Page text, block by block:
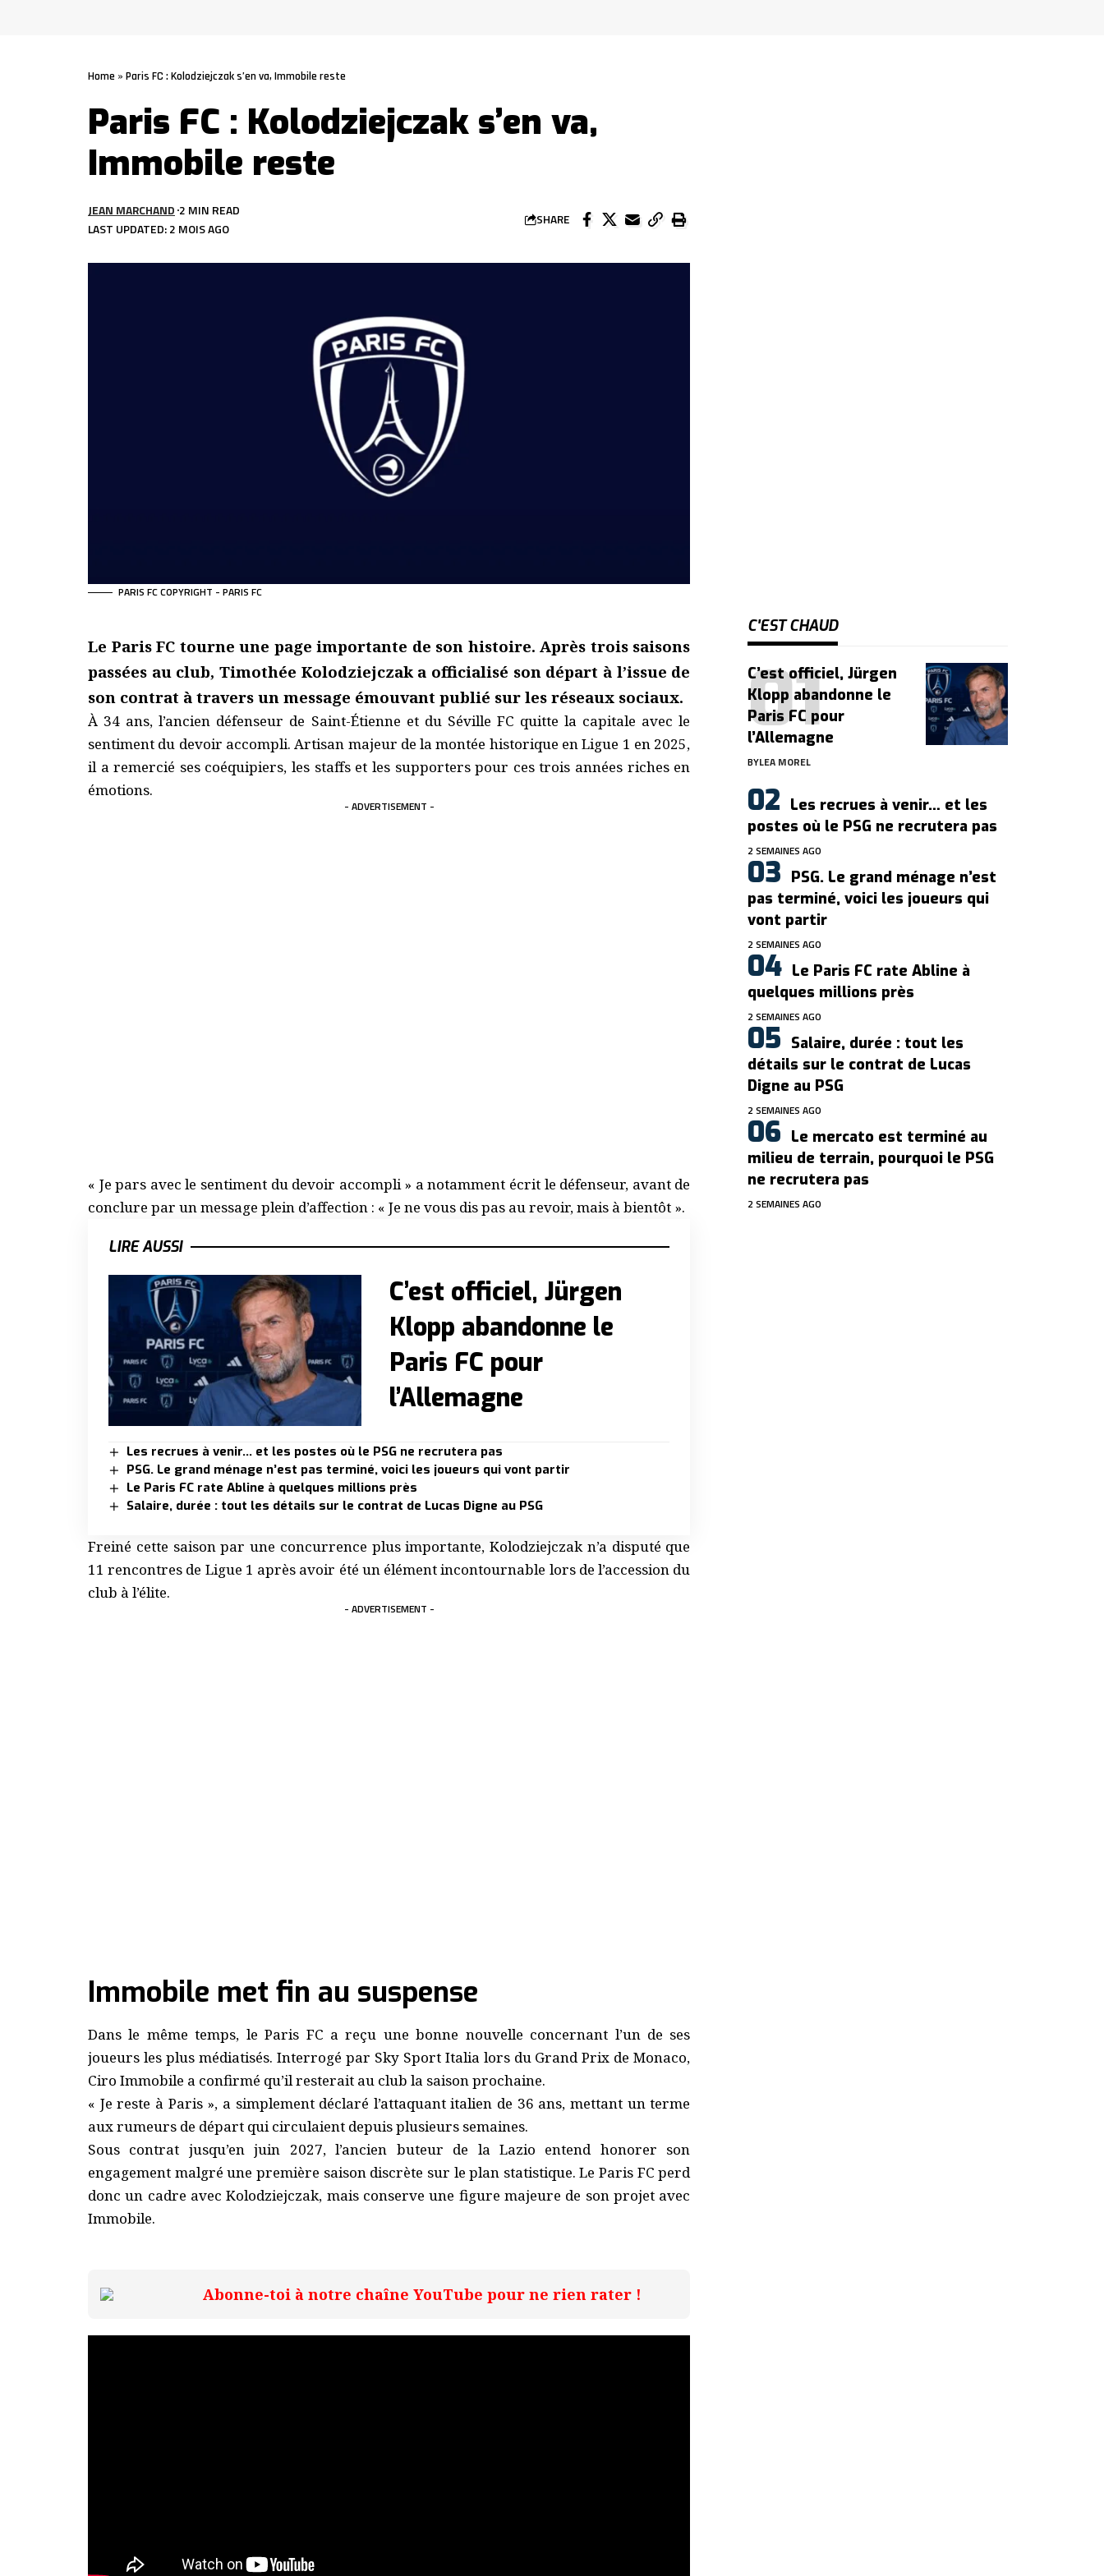
Home » Paris FC : Kolodziejczak s’en va, Immobile reste
Paris FC : Kolodziejczak s’en va,
Immobile reste
LAST UPDATED: 2 MOIS AGO
JEAN MARCHAND 2 MIN READ
SHARE
PARIS FC COPYRIGHT - PARIS FC
Le Paris FC tourne une page importante de son histoire. Après trois saisons
passées au club, Timothée Kolodziejczak a officialisé son départ à l’issue de
son contrat à travers un message émouvant publié sur les réseaux sociaux.
À 34 ans, l’ancien défenseur de Saint-Étienne et du Séville FC quitte la capitale avec le
sentiment du devoir accompli. Artisan majeur de la montée historique en Ligue 1 en 2025,
il a remercié ses coéquipiers, les staffs et les supporters pour ces trois années riches en
émotions.
- ADVERTISEMENT -
« Je pars avec le sentiment du devoir accompli » a notamment écrit le défenseur, avant de
conclure par un message plein d’affection : « Je ne vous dis pas au revoir, mais à bientôt ».
LIRE AUSSI
C’est officiel, Jürgen
Klopp abandonne le
Paris FC pour
l’Allemagne
Les recrues à venir… et les postes où le PSG ne recrutera pas
PSG. Le grand ménage n’est pas terminé, voici les joueurs qui vont partir
Le Paris FC rate Abline à quelques millions près
Salaire, durée : tout les détails sur le contrat de Lucas Digne au PSG
Freiné cette saison par une concurrence plus importante, Kolodziejczak n’a disputé que
11 rencontres de Ligue 1 après avoir été un élément incontournable lors de l’accession du
club à l’élite.
- ADVERTISEMENT -
Immobile met fin au suspense
Dans le même temps, le Paris FC a reçu une bonne nouvelle concernant l’un de ses
joueurs les plus médiatisés. Interrogé par Sky Sport Italia lors du Grand Prix de Monaco,
Ciro Immobile a confirmé qu’il resterait au club la saison prochaine.
« Je reste à Paris », a simplement déclaré l’attaquant italien de 36 ans, mettant un terme
aux rumeurs de départ qui circulaient depuis plusieurs semaines.
Sous contrat jusqu’en juin 2027, l’ancien buteur de la Lazio entend honorer son
engagement malgré une première saison discrète sur le plan statistique. Le Paris FC perd
donc un cadre avec Kolodziejczak, mais conserve une figure majeure de son projet avec
Immobile.
Abonne-toi à notre chaîne YouTube pour ne rien rater !
C'EST CHAUD
C’est officiel, Jürgen
Klopp abandonne le
Paris FC pour
l’Allemagne
BYLEA MOREL
Les recrues à venir… et les
postes où le PSG ne recrutera pas
2 SEMAINES AGO
PSG. Le grand ménage n’est
pas terminé, voici les joueurs qui
vont partir
2 SEMAINES AGO
Le Paris FC rate Abline à
quelques millions près
2 SEMAINES AGO
Salaire, durée : tout les
détails sur le contrat de Lucas
Digne au PSG
2 SEMAINES AGO
Le mercato est terminé au
milieu de terrain, pourquoi le PSG
ne recrutera pas
2 SEMAINES AGO